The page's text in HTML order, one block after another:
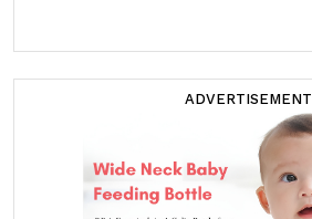
ADVERTISEMENT